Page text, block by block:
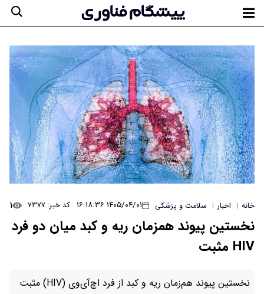
خانه | اخبار | سلامت و پزشکی ۱۴۰۵/۰۴/۰۱ ۱۶:۱۸:۳۶ کد خبر: ۷۳۷۷ ۱
نخستین پیوند همزمان ریه و کبد میان دو فرد
HIV مثبت
نخستین پیوند هم‌زمان ریه و کبد از فرد اچ‌آی‌وی (HIV) مثبت